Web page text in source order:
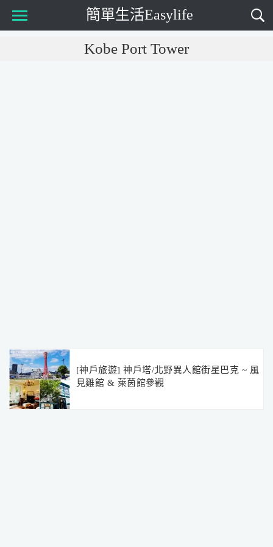
簡單生活Easylife
Kobe Port Tower
[神戶旅遊] 神戶塔/北野異人館街星巴克 ~ 風
見雞館 & 萊茵館參觀